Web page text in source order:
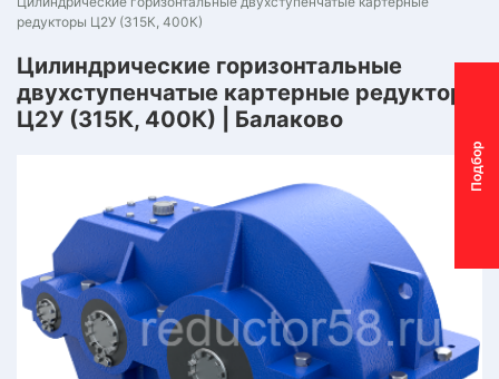
П
о
д
б
о
р
м
о
т
о
р
-
р
е
д
у
к
т
о
р
редукторы Ц2У (315К, 400К)
Цилиндрические горизонтальные
двухступенчатые картерные редукторы
Ц2У (315К, 400К) | Балаково